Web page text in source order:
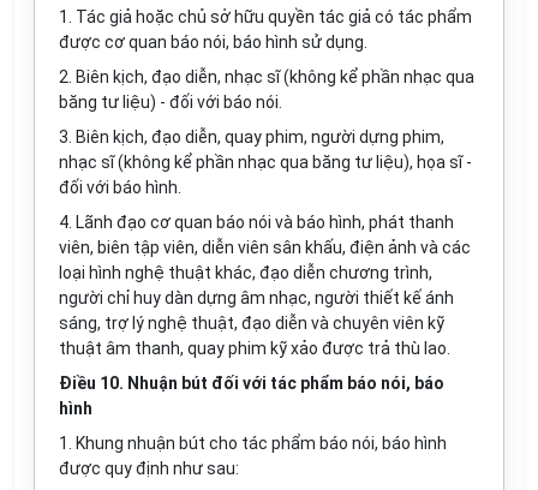
1. Tác giả hoặc chủ sở hữu quyền tác giả có tác phẩm
được cơ quan báo nói, báo hình sử dụng.
2. Biên kịch, đạo diễn, nhạc sĩ (không kể phần nhạc qua
băng tư liệu) - đối với báo nói.
3. Biên kịch, đạo diễn, quay phim, người dựng phim,
nhạc sĩ (không kể phần nhạc qua băng tư liệu), họa sĩ -
đối với báo hình.
4. Lãnh đạo cơ quan báo nói và báo hình, phát thanh
viên, biên tập viên, diễn viên sân khấu, điện ảnh và các
loại hình nghệ thuật khác, đạo diễn chương trình,
người chỉ huy dàn dựng âm nhạc, người thiết kế ánh
sáng, trợ lý nghệ thuật, đạo diễn và chuyên viên kỹ
thuật âm thanh, quay phim kỹ xảo được trả thù lao.
Điều 10. Nhuận bút đối với tác phẩm báo nói, báo
hình
1.
Khung nhuận bút cho tác phẩm báo nói, báo hình
được quy định như sau: